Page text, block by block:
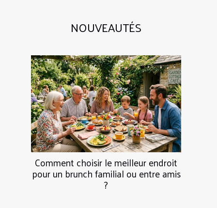
NOUVEAUTÉS
Comment choisir le meilleur endroit
pour un brunch familial ou entre amis
?